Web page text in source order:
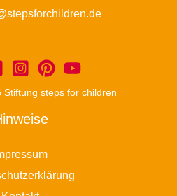
steps for children